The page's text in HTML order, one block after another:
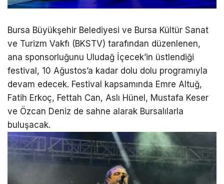
Bursa Büyükşehir Belediyesi ve Bursa Kültür Sanat
ve Turizm Vakfı (BKSTV) tarafından düzenlenen,
ana sponsorluğunu Uludağ İçecek’in üstlendiği
festival, 10 Ağustos’a kadar dolu dolu programıyla
devam edecek. Festival kapsamında Emre Altuğ,
Fatih Erkoç, Fettah Can, Aslı Hünel, Mustafa Keser
ve Özcan Deniz de sahne alarak Bursalılarla
buluşacak.